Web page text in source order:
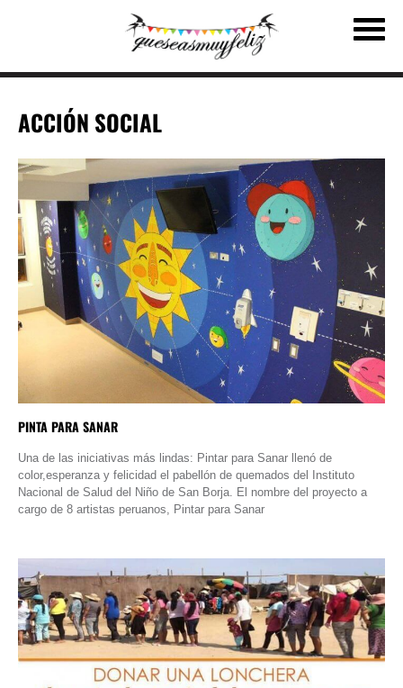
ACCIÓN SOCIAL
PINTA PARA SANAR
Una de las iniciativas más lindas: Pintar para Sanar llenó de
color,esperanza y felicidad el pabellón de quemados del Instituto
Nacional de Salud del Niño de San Borja. El nombre del proyecto a
cargo de 8 artistas peruanos, Pintar para Sanar